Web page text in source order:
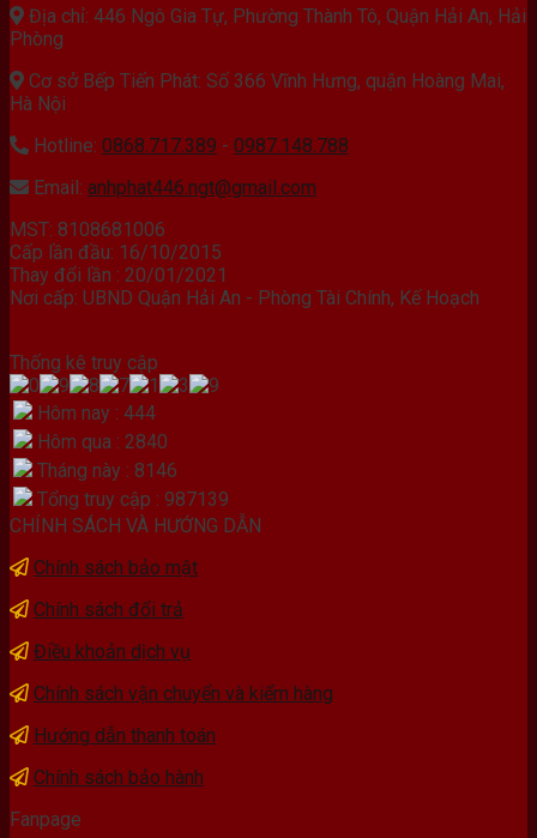
Địa chỉ: 446 Ngô Gia Tự, Phường Thành Tô, Quận Hải An, Hải
Phòng
Cơ sở Bếp Tiến Phát: Số 366 Vĩnh Hưng, quận Hoàng Mai,
Hà Nội
Hotline: 0868.717.389 - 0987.148.788
Email: anhphat446.ngt@gmail.com
MST: 8108681006
Cấp lần đầu: 16/10/2015
Thay đổi lần : 20/01/2021
Nơi cấp: UBND Quận Hải An - Phòng Tài Chính, Kế Hoạch
Thống kê truy cập
Hôm nay : 444
Hôm qua : 2840
Tháng này : 8146
Tổng truy cập : 987139
CHÍNH SÁCH VÀ HƯỚNG DẪN
Chính sách bảo mật
Chính sách đổi trả
Điều khoản dịch vụ
Chính sách vận chuyển và kiểm hàng
Hướng dẫn thanh toán
Chính sách bảo hành
Fanpage